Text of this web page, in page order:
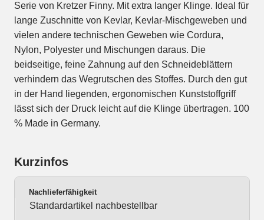
Serie von Kretzer Finny. Mit extra langer Klinge. Ideal für
lange Zuschnitte von Kevlar, Kevlar-Mischgeweben und
vielen andere technischen Geweben wie Cordura,
Nylon, Polyester und Mischungen daraus. Die
beidseitige, feine Zahnung auf den Schneideblättern
verhindern das Wegrutschen des Stoffes. Durch den gut
in der Hand liegenden, ergonomischen Kunststoffgriff
lässt sich der Druck leicht auf die Klinge übertragen. 100
% Made in Germany.
Kurzinfos
Nachlieferfähigkeit
Standardartikel nachbestellbar